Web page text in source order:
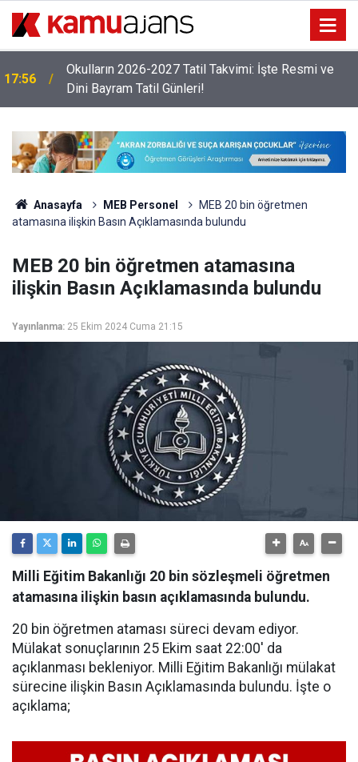
17:56
Okulların 2026-2027 Tatil Takvimi: İşte Resmi ve
Dini Bayram Tatil Günleri!
Anasayfa MEB Personel
MEB 20 bin öğretmen
atamasına ilişkin Basın Açıklamasında bulundu
MEB 20 bin öğretmen atamasına
ilişkin Basın Açıklamasında bulundu
Yayınlanma: 25 Ekim 2024 Cuma 21:15
Milli Eğitim Bakanlığı 20 bin sözleşmeli öğretmen
atamasına ilişkin basın açıklamasında bulundu.
20 bin öğretmen ataması süreci devam ediyor.
Mülakat sonuçlarının 25 Ekim saat 22:00' da
açıklanması bekleniyor. Milli Eğitim Bakanlığı mülakat
sürecine ilişkin Basın Açıklamasında bulundu. İşte o
açıklama;